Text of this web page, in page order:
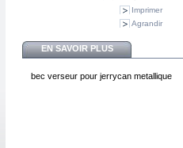
Imprimer
Agrandir
EN SAVOIR PLUS
bec verseur pour jerrycan metallique